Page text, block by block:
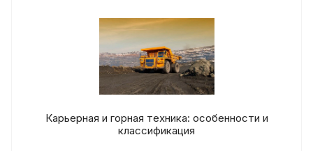
Карьерная и горная техника: особенности и
классификация